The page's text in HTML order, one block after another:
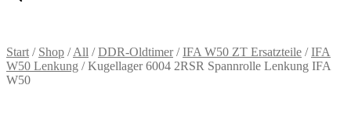
Start / Shop /All /DDR-Oldtimer/IFA W50 ZT Ersatzteile /IFA
W50 Lenkung /Kugellager 6004 2RSR Spannrolle Lenkung IFA
W50